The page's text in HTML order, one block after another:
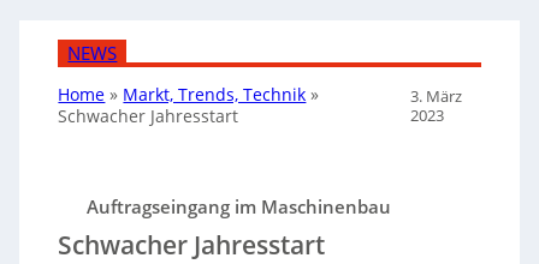
NEWS
Home » Markt, Trends, Technik »
Schwacher Jahresstart
3. März
2023
Auftragseingang im Maschinenbau
Schwacher Jahresstart